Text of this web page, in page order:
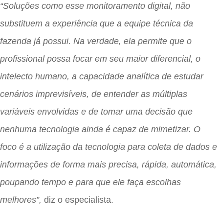
“Soluções como esse monitoramento digital, não
substituem a experiência que a equipe técnica da
fazenda já possui. Na verdade, ela permite que o
profissional possa focar em seu maior diferencial, o
intelecto humano, a capacidade analítica de estudar
cenários imprevisíveis, de entender as múltiplas
variáveis envolvidas e de tomar uma decisão que
nenhuma tecnologia ainda é capaz de mimetizar. O
foco é a utilização da tecnologia para coleta de dados e
informações de forma mais precisa, rápida, automática,
poupando tempo e para que ele faça escolhas
melhores”, diz o especialista.